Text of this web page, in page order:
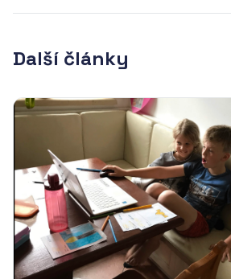
Další články